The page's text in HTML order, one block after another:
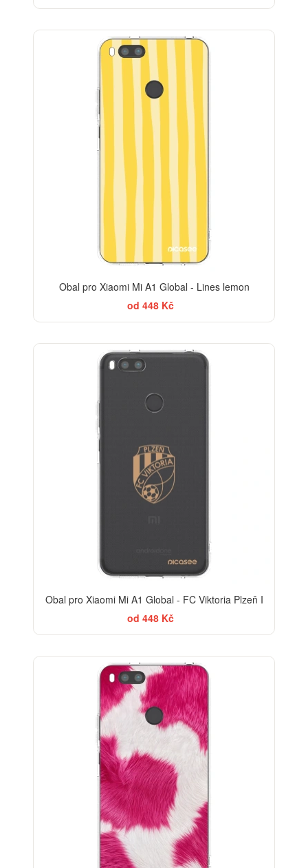
Obal pro Xiaomi Mi A1 Global - Lines lemon
od 448 Kč
Obal pro Xiaomi Mi A1 Global - FC Viktoria Plzeň I
od 448 Kč